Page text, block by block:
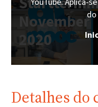
November
2020
do
Detalhes do